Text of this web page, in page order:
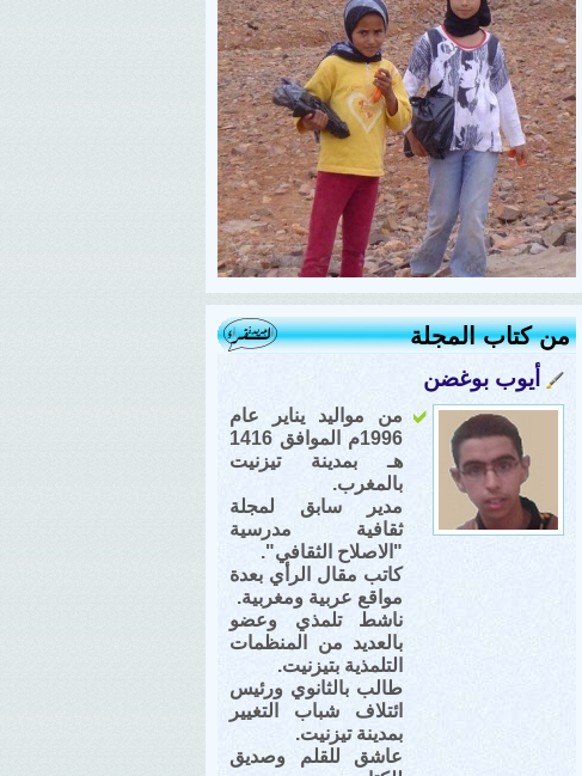
من كتاب المجلة
أيوب بوغضن
من مواليد يناير عام
1996م الموافق 1416
هـ بمدينة تيزنيت
بالمغرب.
مدير سابق لمجلة
ثقافية مدرسية
"الاصلاح الثقافي".
كاتب مقال الرأي بعدة
مواقع عربية ومغربية.
ناشط تلمذي وعضو
بالعديد من المنظمات
التلمذية بتيزنيت.
طالب بالثانوي ورئيس
ائتلاف شباب التغيير
بمدينة تيزنيت.
عاشق للقلم وصديق